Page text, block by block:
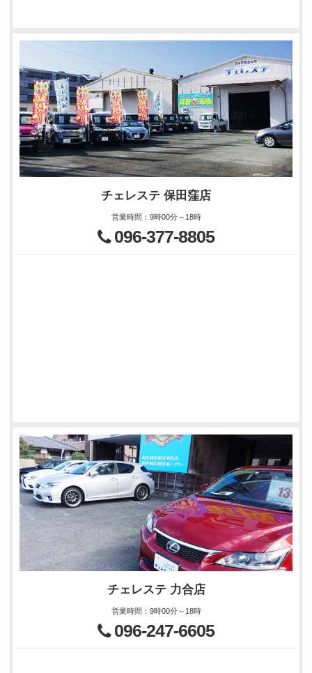
チェレステ 保田窪店
営業時間 ： 9時00分～18時
096-377-8805
チェレステ 力合店
営業時間 ： 9時00分～18時
096-247-6605